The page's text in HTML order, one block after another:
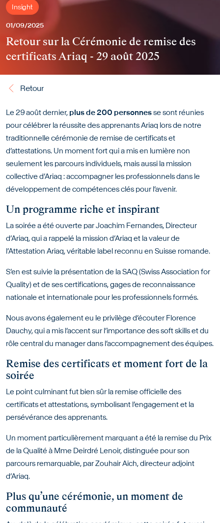
Insight
01/09/2025
Retour sur la Cérémonie de remise des
certificats Ariaq - 29 août 2025
Retour
Retour
Le 29 août dernier, plus de 200 personnesse sont réunies
pour célébrer la réussite des apprenants Ariaq lors de notre
traditionnelle cérémonie de remise de certificats et
d’attestations. Un moment fort qui a mis en lumière non
seulement les parcours individuels, mais aussi la mission
collective d’Ariaq : accompagner les professionnels dans le
développement de compétences clés pour l’avenir.
Un programme riche et inspirant
La soirée a été ouverte par Joachim Fernandes, Directeur
d’Ariaq, qui a rappelé la mission d’Ariaq et la valeur de
l’Attestation Ariaq, véritable label reconnu en Suisse romande.
S’en est suivie la présentation de la SAQ (Swiss Association for
Quality) et de ses certifications, gages de reconnaissance
nationale et internationale pour les professionnels formés.
Nous avons également eu le privilège d’écouter Florence
Dauchy, qui a mis l’accent sur l’importance des soft skills et du
rôle central du manager dans l’accompagnement des équipes.
Remise des certificats et moment fort de la
soirée
Le point culminant fut bien sûr la remise officielle des
certificats et attestations, symbolisant l’engagement et la
persévérance des apprenants.
Un moment particulièrement marquant a été la remise du Prix
de la Qualité à Mme Deirdré Lenoir, distinguée pour son
parcours remarquable, par Zouhair Aich, directeur adjoint
d’Ariaq.
Plus qu’une cérémonie, un moment de
communauté